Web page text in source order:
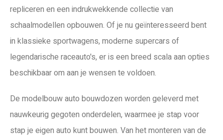
repliceren en een indrukwekkende collectie van
schaalmodellen opbouwen. Of je nu geïnteresseerd bent
in klassieke sportwagens, moderne supercars of
legendarische raceauto's, er is een breed scala aan opties
beschikbaar om aan je wensen te voldoen.
De modelbouw auto bouwdozen worden geleverd met
nauwkeurig gegoten onderdelen, waarmee je stap voor
stap je eigen auto kunt bouwen. Van het monteren van de